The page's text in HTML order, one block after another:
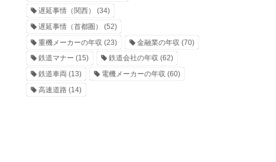
遅延事情（関西）
(34)
遅延事情（首都圏）
(52)
重機メーカーの年収 (23) 金融業の年収 (70)
鉄道マナー (15) 鉄道会社の年収 (62)
鉄道車両 (13) 電機メーカーの年収 (60)
高速道路 (14)